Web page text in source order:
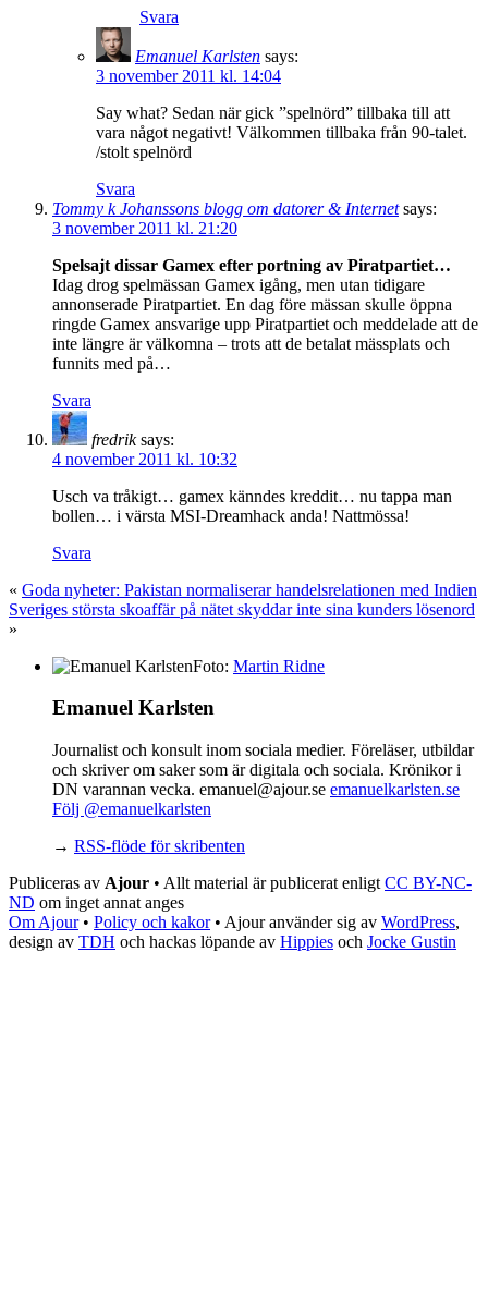
Svara
Emanuel Karlsten says:
3 november 2011 kl. 14:04
Say what? Sedan när gick ”spelnörd” tillbaka till att
vara något negativt! Välkommen tillbaka från 90-talet.
/stolt spelnörd
Svara
Tommy k Johanssons blogg om datorer & Internet says:
3 november 2011 kl. 21:20
Spelsajt dissar Gamex efter portning av Piratpartiet…
Idag drog spelmässan Gamex igång, men utan tidigare
annonserade Piratpartiet. En dag före mässan skulle öppna
ringde Gamex ansvarige upp Piratpartiet och meddelade att de
inte längre är välkomna – trots att de betalat mässplats och
funnits med på…
Svara
fredrik says:
4 november 2011 kl. 10:32
Usch va tråkigt… gamex känndes kreddit… nu tappa man
bollen… i värsta MSI-Dreamhack anda! Nattmössa!
Svara
« Goda nyheter: Pakistan normaliserar handelsrelationen med Indien
Sveriges största skoaffär på nätet skyddar inte sina kunders lösenord
»
Foto: Martin Ridne
Emanuel Karlsten
Journalist och konsult inom sociala medier. Föreläser, utbildar
och skriver om saker som är digitala och sociala. Krönikor i
DN varannan vecka. emanuel@ajour.se emanuelkarlsten.se
Följ @emanuelkarlsten
→ RSS-flöde för skribenten
Publiceras av Ajour • Allt material är publicerat enligt CC BY-NC-
ND om inget annat anges
Om Ajour• Policy och kakor• Ajour använder sig av WordPress,
design av TDH och hackas löpande av Hippies och Jocke Gustin